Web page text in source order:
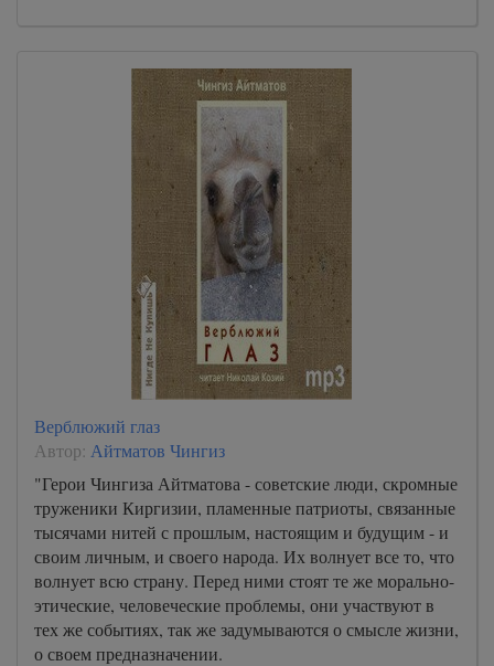
Верблюжий глаз
Автор: Айтматов Чингиз
"Герои Чингиза Айтматова - советские люди, скромные
труженики Киргизии, пламенные патриоты, связанные
тысячами нитей с прошлым, настоящим и будущим - и
своим личным, и своего народа. Их волнует все то, что
волнует всю страну. Перед ними стоят те же морально-
этические, человеческие проблемы, они участвуют в
тех же событиях, так же задумываются о смысле жизни,
о своем предназначении.